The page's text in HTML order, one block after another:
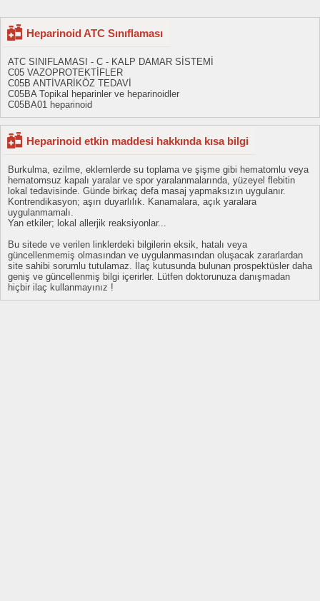
Heparinoid ATC Sınıflaması
ATC SINIFLAMASI - C - KALP DAMAR SİSTEMİ
C05 VAZOPROTEKTİFLER
C05B ANTİVARİKÖZ TEDAVİ
C05BA Topikal heparinler ve heparinoidler
C05BA01 heparinoid
Heparinoid etkin maddesi hakkında kısa bilgi
Burkulma, ezilme, eklemlerde su toplama ve şişme gibi hematomlu veya
hematomsuz kapalı yaralar ve spor yaralanmalarında, yüzeyel flebitin
lokal tedavisinde. Günde birkaç defa masaj yapmaksızın uygulanır.
Kontrendikasyon; aşırı duyarlılık. Kanamalara, açık yaralara
uygulanmamalı.
Yan etkiler; lokal allerjik reaksiyonlar...
Bu sitede ve verilen linklerdeki bilgilerin eksik, hatalı veya
güncellenmemiş olmasından ve uygulanmasından oluşacak zararlardan
site sahibi sorumlu tutulamaz. İlaç kutusunda bulunan prospektüsler daha
geniş ve güncellenmiş bilgi içerirler. Lütfen doktorunuza danışmadan
hiçbir ilaç kullanmayınız !